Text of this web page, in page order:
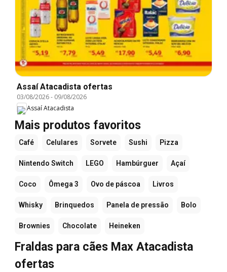
Assaí Atacadista ofertas
03/08/2026- 09/08/2026
Assaí Atacadista
Mais produtos favoritos
Café Celulares Sorvete Sushi Pizza
Nintendo Switch LEGO Hambúrguer Açaí
Coco Ômega 3 Ovo de páscoa Livros
Whisky Brinquedos Panela de pressão Bolo
Brownies Chocolate Heineken
Fraldas para cães Max Atacadista
ofertas